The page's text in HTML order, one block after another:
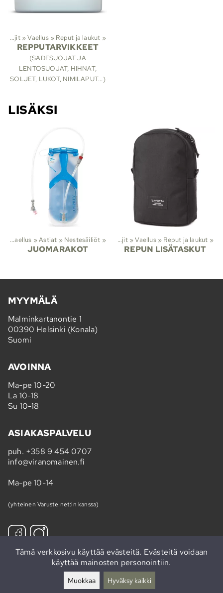
Lajit ‪»Vaellus ‪» Reput ja laukut ‪»
REPPUTARVIKKEET
(SADESUOJAT JA
LENTOSUOJAT, HIHNAT,
SOLJET, LUKOT, NIMILAPUT...)
LISÄKSI
Vaellus ‪»Astiat ‪» Nestesäiliöt ‪»
JUOMARAKOT
Lajit ‪»Vaellus ‪» Reput ja laukut ‪»
REPUN LISÄTASKUT
MYYMÄLÄ
Malminkartanontie 1
00390 Helsinki (Konala)
Suomi
AVOINNA
Ma-pe 10-20
La 10-18
Su 10-18
ASIAKASPALVELU
puh. +358 9 454 0707
info@viranomainen.fi
Ma-pe 10-14
(yhteinen Varuste.net:in kanssa)
Tilaa uutiskirje »
Tämä verkkosivu käyttää evästeitä. Evästeitä voidaan
käyttää mainosten personointiin.
Muokkaa Hyväksy kaikki